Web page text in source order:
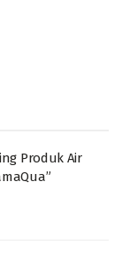
Produk Air